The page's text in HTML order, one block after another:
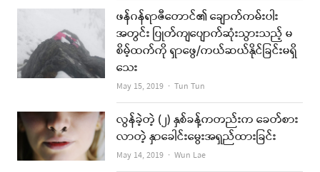
ဖန်ဂန်ရာဇီတောင်၏ ချောက်ကမ်းပါး
အတွင်း ပြုတ်ကျပျောက်ဆုံးသွားသည့် မ
စိမ့်ထက်ကို ရှာဖွေ/ကယ်ဆယ်နိုင်ခြင်းမရှိ
သေး
May 15, 2019 Author
Tun Tun
လွန်ခဲ့တဲ့ (၂) နှစ်ခန့်ကတည်းက ခေတ်စား
လာတဲ့ နှာခေါင်းမွေးအရှည်ထားခြင်း
May 14, 2019 Author
Wun Lae